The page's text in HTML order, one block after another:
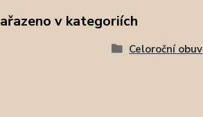
v kategoriích
Celoroční obuv